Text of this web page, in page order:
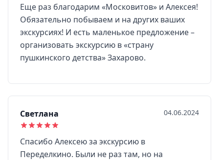
Еще раз благодарим «Московитов» и Алексея!
Обязательно побываем и на других ваших
экскурсиях! И есть маленькое предложение –
организовать экскурсию в «страну
пушкинского детства» Захарово.
Светлана 04.06.2024
Спасибо Алексею за экскурсию в
Переделкино. Были не раз там, но на